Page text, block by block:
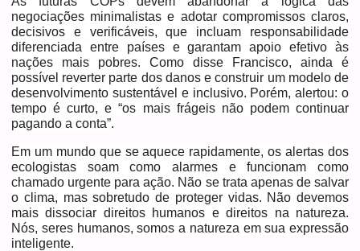
negociações minimalistas e adotar compromissos claros,
decisivos e verificáveis, que incluam responsabilidade
diferenciada entre países e garantam apoio efetivo às
nações mais pobres. Como disse Francisco, ainda é
possível reverter parte dos danos e construir um modelo de
desenvolvimento sustentável e inclusivo. Porém, alertou: o
tempo é curto, e “os mais frágeis não podem continuar
pagando a conta”.
Em um mundo que se aquece rapidamente, os alertas dos
ecologistas soam como alarmes e funcionam como
chamado urgente para ação. Não se trata apenas de salvar
o clima, mas sobretudo de proteger vidas. Não devemos
mais dissociar direitos humanos e direitos na natureza.
Nós, seres humanos, somos a natureza em sua expressão
inteligente.